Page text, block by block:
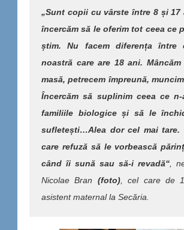
„Sunt copii cu vârste între 8 și 17
încercăm să le oferim tot ceea ce
știm. Nu facem diferența
noastră care are 18 ani. Mâncăm
masă, petrecem împreună,
Încercăm să suplinim ceea ce
familiile biologice și să le
sufletești…Alea dor cel mai tare.
care refuză să le vorbească
când îi sună sau să-i revadă“ ,
Nicolae Bran (foto), cel care de
asistent maternal la Secăria.